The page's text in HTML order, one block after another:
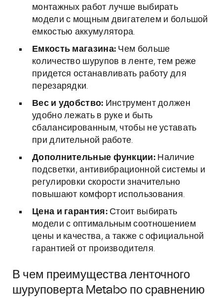
монтажных работ лучше выбирать
модели с мощным двигателем и большой
емкостью аккумулятора.
Емкость магазина: Чем больше
количество шурупов в ленте, тем реже
придется останавливать работу для
перезарядки.
Вес и удобство: Инструмент должен
удобно лежать в руке и быть
сбалансированным, чтобы не уставать
при длительной работе.
Дополнительные функции:Наличие
подсветки, антивибрационной системы и
регулировки скорости значительно
повышают комфорт использования.
Цена и гарантия:Стоит выбирать
модели с оптимальным соотношением
цены и качества, а также с официальной
гарантией от производителя.
В чем преимущества ленточного
шуруповерта Metabo по сравнению